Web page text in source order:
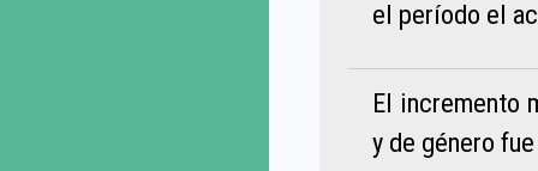
el período el
El incremento
y de género